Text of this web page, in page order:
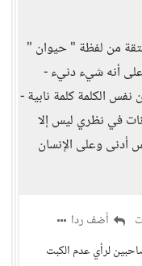
من لفظة " حيوان "
على أنه شيء دنيء -
الكلمة كلمة نابية -
في نظري ليس إلا
وعلى الإنسان
أضف ردا
لرأي عدم الكبت